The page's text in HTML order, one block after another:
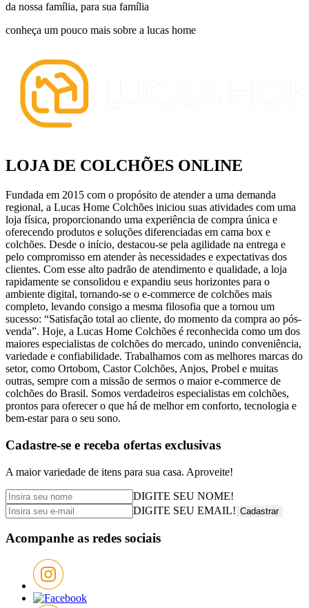
da nossa família, para sua família
conheça um pouco mais sobre a lucas home
LOJA DE COLCHÕES ONLINE
Fundada em 2015 com o propósito de atender a uma demanda
regional, a Lucas Home Colchões iniciou suas atividades com uma
loja física, proporcionando uma experiência de compra única e
oferecendo produtos e soluções diferenciadas em cama box e
colchões. Desde o início, destacou-se pela agilidade na entrega e
pelo compromisso em atender às necessidades e expectativas dos
clientes. Com esse alto padrão de atendimento e qualidade, a loja
rapidamente se consolidou e expandiu seus horizontes para o
ambiente digital, tornando-se o e-commerce de colchões mais
completo, levando consigo a mesma filosofia que a tornou um
sucesso: “Satisfação total ao cliente, do momento da compra ao pós-
venda”. Hoje, a Lucas Home Colchões é reconhecida como um dos
maiores especialistas de colchões do mercado, unindo conveniência,
variedade e confiabilidade. Trabalhamos com as melhores marcas do
setor, como Ortobom, Castor Colchões, Anjos, Probel e muitas
outras, sempre com a missão de sermos o maior e-commerce de
colchões do Brasil. Somos verdadeiros especialistas em colchões,
prontos para oferecer o que há de melhor em conforto, tecnologia e
bem-estar para o seu sono.
Cadastre-se e receba ofertas exclusivas
A maior variedade de itens para sua casa. Aproveite!
DIGITE SEU NOME!
DIGITE SEU EMAIL! Cadastrar
Acompanhe as redes sociais